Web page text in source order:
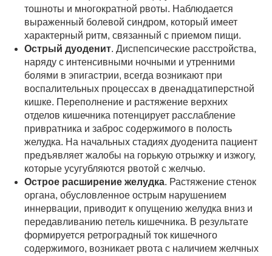
тошноты и многократной рвоты. Наблюдается
выраженный болевой синдром, который имеет
характерный ритм, связанный с приемом пищи.
Острый дуоденит. Диспепсические расстройства,
наряду с интенсивными ночными и утренними
болями в эпигастрии, всегда возникают при
воспалительных процессах в двенадцатиперстной
кишке. Переполнение и растяжение верхних
отделов кишечника потенцирует расслабление
привратника и заброс содержимого в полость
желудка. На начальных стадиях дуоденита пациент
предъявляет жалобы на горькую отрыжку и изжогу,
которые усугубляются рвотой с желчью.
Острое расширение желудка. Растяжение стенок
органа, обусловленное острым нарушением
иннервации, приводит к опущению желудка вниз и
передавливанию петель кишечника. В результате
формируется ретроградный ток кишечного
содержимого, возникает рвота с наличием желчных